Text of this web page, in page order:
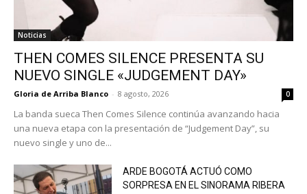
Noticias
THEN COMES SILENCE PRESENTA SU
NUEVO SINGLE «JUDGEMENT DAY»
Gloria de Arriba Blanco - 8 agosto, 2026 0
La banda sueca Then Comes Silence continúa avanzando hacia
una nueva etapa con la presentación de “Judgement Day”, su
nuevo single y uno de...
ARDE BOGOTÁ ACTUÓ COMO
SORPRESA EN EL SINORAMA RIBERA